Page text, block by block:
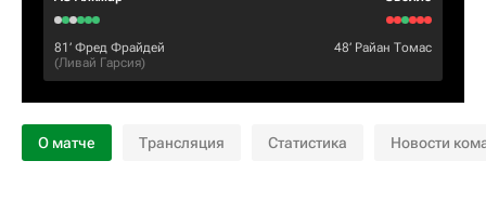
81‎’‎ Фред Фрайдей
(Ливай Гарсия)
48‎’‎ Райан Томас
О матче Трансляция Статистика Новости